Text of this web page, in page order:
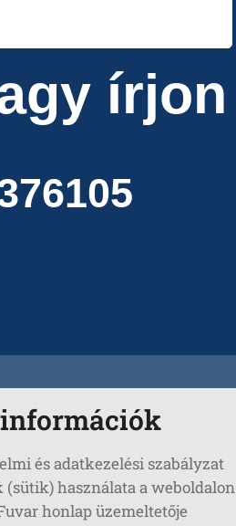
írjon
információk
és adatkezelési szabályzat
(sütik) használata a weboldalon
honlap üzemeltetője